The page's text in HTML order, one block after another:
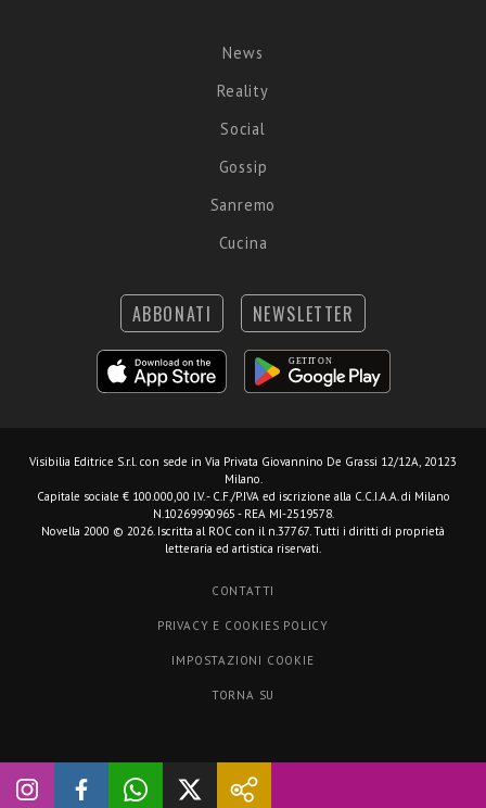
News
Reality
Social
Gossip
Sanremo
Cucina
ABBONATI NEWSLETTER
Visibilia Editrice S.r.l. con sede in Via Privata Giovannino De Grassi 12/12A, 20123
Milano.
Capitale sociale € 100.000,00 I.V. - C.F./P.IVA ed iscrizione alla C.C.I.A.A. di Milano
N.10269990965 - REA MI-2519578.
Novella 2000 © 2026. Iscritta al ROC con il n.37767. Tutti i diritti di proprietà
letteraria ed artistica riservati.
CONTATTI
PRIVACY E COOKIES POLICY
IMPOSTAZIONI COOKIE
TORNA SU